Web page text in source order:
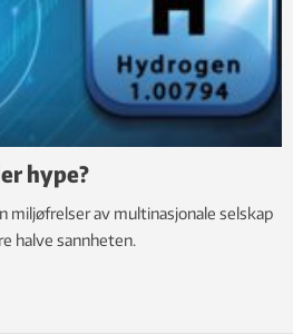
hype?
miljøfrelser av multinasjonale selskap
halve sannheten.